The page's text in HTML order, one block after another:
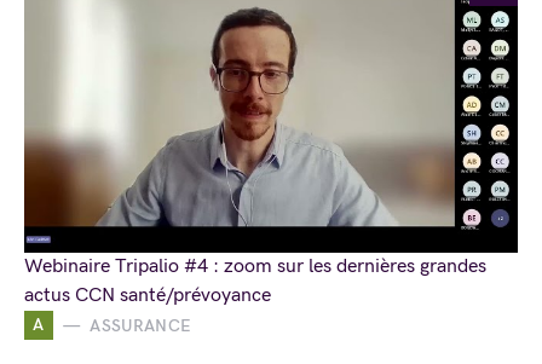
A ASSURANCE
Webinaire Tripalio #4 : zoom sur les dernières grandes
actus CCN santé/prévoyance